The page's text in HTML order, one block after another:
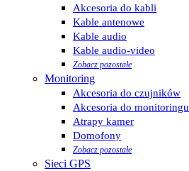
Akcesoria do kabli
Kable antenowe
Kable audio
Kable audio-video
Zobacz pozostałe
Monitoring
Akcesoria do czujników
Akcesoria do monitoringu
Atrapy kamer
Domofony
Zobacz pozostałe
Sieci GPS